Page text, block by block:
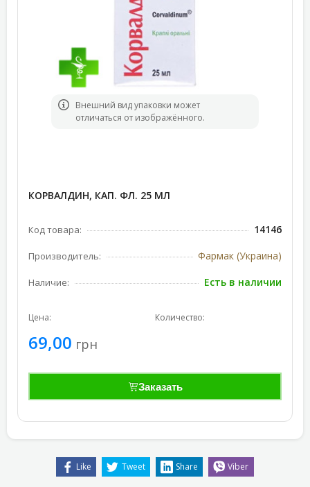
Bнешний вид упаковки может
отличаться от изображённого.
КОРВАЛДИН, КАП. ФЛ. 25 МЛ
Код товара: 14146
Производитель: Фармак (Украина)
Наличие: Есть в наличии
Цена:
69,00 грн
Количество:
Заказать
Like Tweet Share Viber